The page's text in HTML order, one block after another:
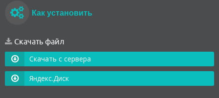
Как установить
Скачать файл
Скачать с сервера
Яндекс.Диск